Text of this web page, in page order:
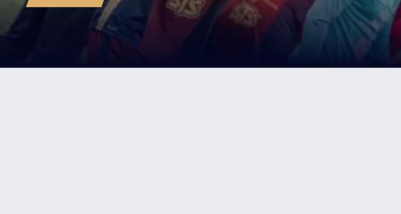
skrywał radości, choć zaznaczył, że liczy się przede
wszystkim wynik zespołu. Notował Dominik Markiewicz.